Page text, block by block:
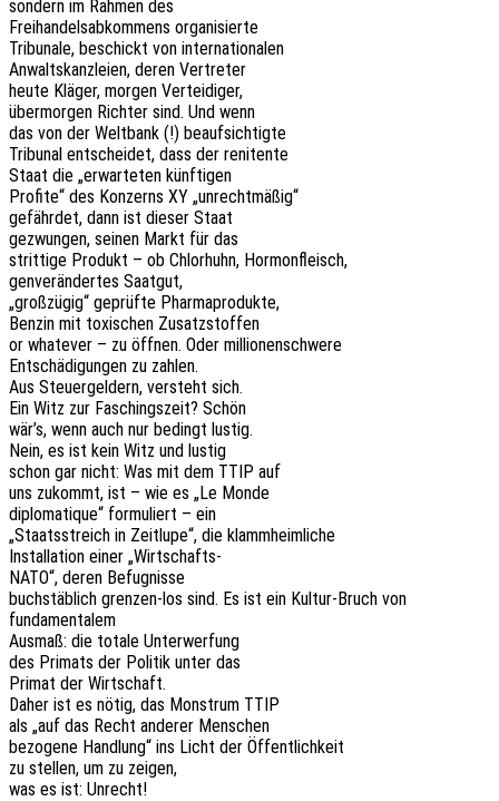
sondern im Rahmen des
Frei­han­dels­ab­kom­mens organisierte
Tribu­na­le, beschickt von internationalen
Anwalts­kanz­lei­en, deren Vertreter
heute Kläger, morgen Verteidiger,
über­mor­gen Rich­ter sind. Und wenn
das von der Welt­bank (!) beaufsichtigte
Tribu­nal entschei­det, dass der renitente
Staat die „erwar­te­ten künftigen
Profi­te“ des Konzerns XY „unrecht­mä­ßig“
gefähr­det, dann ist dieser Staat
gezwun­gen, seinen Markt für das
strit­ti­ge Produkt – ob Chlor­huhn, Hormonfleisch,
genver­än­der­tes Saatgut,
„groß­zü­gig“ geprüf­te Pharmaprodukte,
Benzin mit toxi­schen Zusatzstoffen
or whate­ver – zu öffnen. Oder millionenschwere
Entschä­di­gun­gen zu zahlen.
Aus Steu­er­gel­dern, versteht sich.
Ein Witz zur Faschings­zeit? Schön
wär’s, wenn auch nur bedingt lustig.
Nein, es ist kein Witz und lustig
schon gar nicht: Was mit dem TTIP auf
uns zukommt, ist – wie es „Le Monde
diplo­ma­tique“ formu­liert – ein
„Staats­streich in Zeit­lu­pe“, die klammheimliche
Instal­la­ti­on einer „Wirt­schafts-
NATO“, deren Befugnisse
buch­stäb­lich gren­zen-los sind. Es ist ein Kultur-Bruch von
fundamentalem
Ausmaß: die totale Unterwerfung
des Primats der Poli­tik unter das
Primat der Wirtschaft.
Daher ist es nötig, das Mons­trum TTIP
als „auf das Recht ande­rer Menschen
bezo­ge­ne Hand­lung“ ins Licht der Öffentlichkeit
zu stel­len, um zu zeigen,
was es ist: Unrecht!